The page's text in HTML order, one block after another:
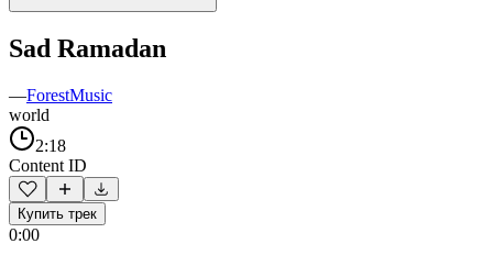
Sad Ramadan
—ForestMusic
world
2:18
Content ID
Купить трек
0:00